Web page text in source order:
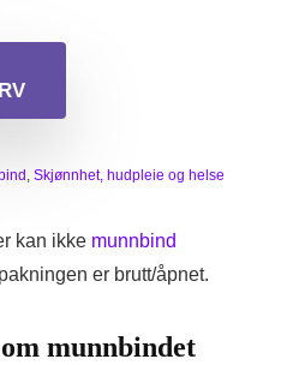
, Skjønnhet, hudpleie og helse
kan ikke munnbind
er brutt/åpnet.
munnbindet